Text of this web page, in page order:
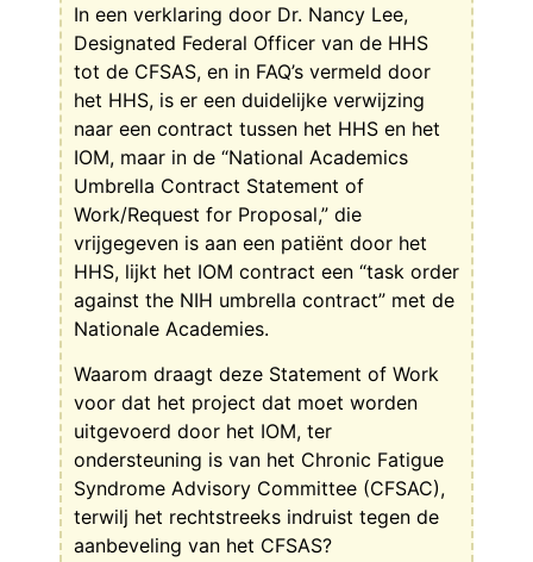
In een verklaring door Dr. Nancy Lee,
Designated Federal Officer van de HHS
tot de CFSAS, en in FAQ’s vermeld door
het HHS, is er een duidelijke verwijzing
naar een contract tussen het HHS en het
IOM, maar in de “National Academics
Umbrella Contract Statement of
Work/Request for Proposal,” die
vrijgegeven is aan een patiënt door het
HHS, lijkt het IOM contract een “task order
against the NIH umbrella contract” met de
Nationale Academies.
Waarom draagt deze Statement of Work
voor dat het project dat moet worden
uitgevoerd door het IOM, ter
ondersteuning is van het Chronic Fatigue
Syndrome Advisory Committee (CFSAC),
terwilj het rechtstreeks indruist tegen de
aanbeveling van het CFSAS?